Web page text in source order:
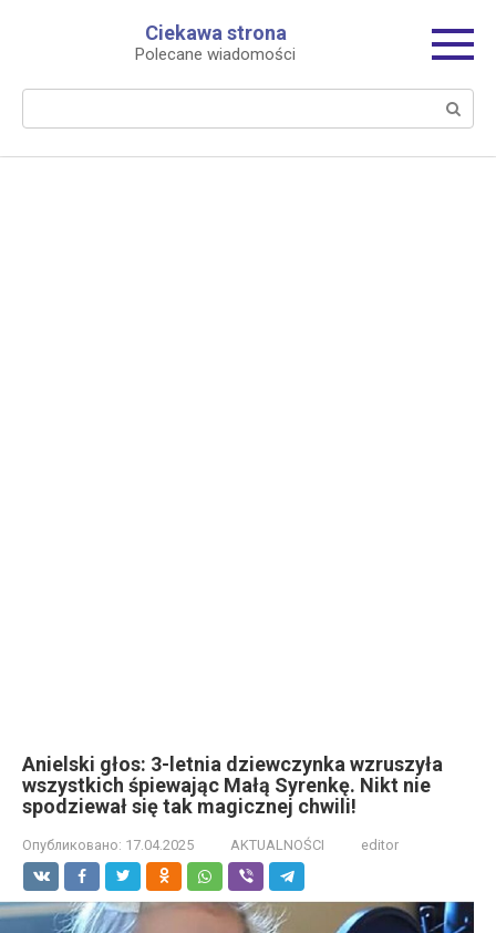
Ciekawa strona
Polecane wiadomości
Anielski głos: 3-letnia dziewczynka wzruszyła
wszystkich śpiewając Małą Syrenkę. Nikt nie
spodziewał się tak magicznej chwili!
Опубликовано: 17.04.2025 AKTUALNOŚCI editor